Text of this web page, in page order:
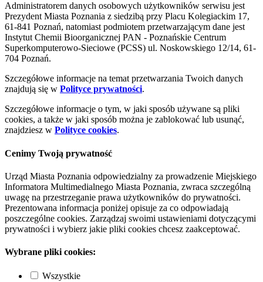
Administratorem danych osobowych użytkowników serwisu jest
Prezydent Miasta Poznania z siedzibą przy Placu Kolegiackim 17,
61-841 Poznań, natomiast podmiotem przetwarzającym dane jest
Instytut Chemii Bioorganicznej PAN - Poznańskie Centrum
Superkomputerowo-Sieciowe (PCSS) ul. Noskowskiego 12/14, 61-
704 Poznań.
Szczegółowe informacje na temat przetwarzania Twoich danych
znajdują się w Polityce prywatności.
Szczegółowe informacje o tym, w jaki sposób używane są pliki
cookies, a także w jaki sposób można je zablokować lub usunąć,
znajdziesz w Polityce cookies.
Cenimy Twoją prywatność
Urząd Miasta Poznania odpowiedzialny za prowadzenie Miejskiego
Informatora Multimedialnego Miasta Poznania, zwraca szczególną
uwagę na przestrzeganie prawa użytkowników do prywatności.
Prezentowana informacja poniżej opisuje za co odpowiadają
poszczególne cookies. Zarządzaj swoimi ustawieniami dotyczącymi
prywatności i wybierz jakie pliki cookies chcesz zaakceptować.
Wybrane pliki cookies:
Wszystkie